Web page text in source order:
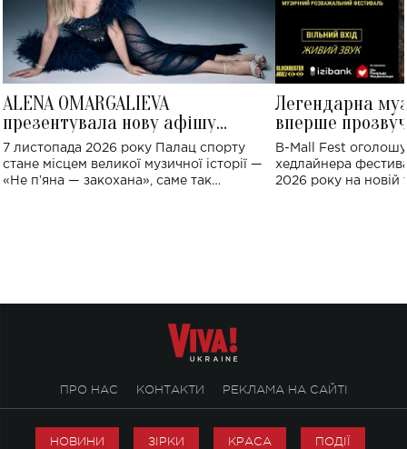
ALENA OMARGALIEVA
презентувала нову афішу
великого концерту в Палаці
спорту
7 листопада 2026 року Палац спорту
стане місцем великої музичної історії —
«Не пʼяна — закохана», саме так
Легендарна
вперше
Україні: де
B-Mall Fest
хедлайнера
2026 року на новій
ПРО НАС КОНТАКТИ РЕКЛАМА НА САЙТІ
НОВИНИ ЗІРКИ КРАСА ПОДІЇ